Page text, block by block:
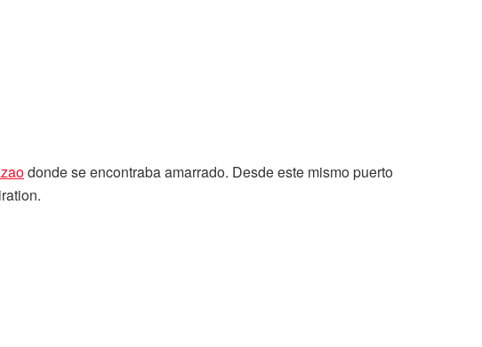
donde se encontraba amarrado. Desde este mismo puerto